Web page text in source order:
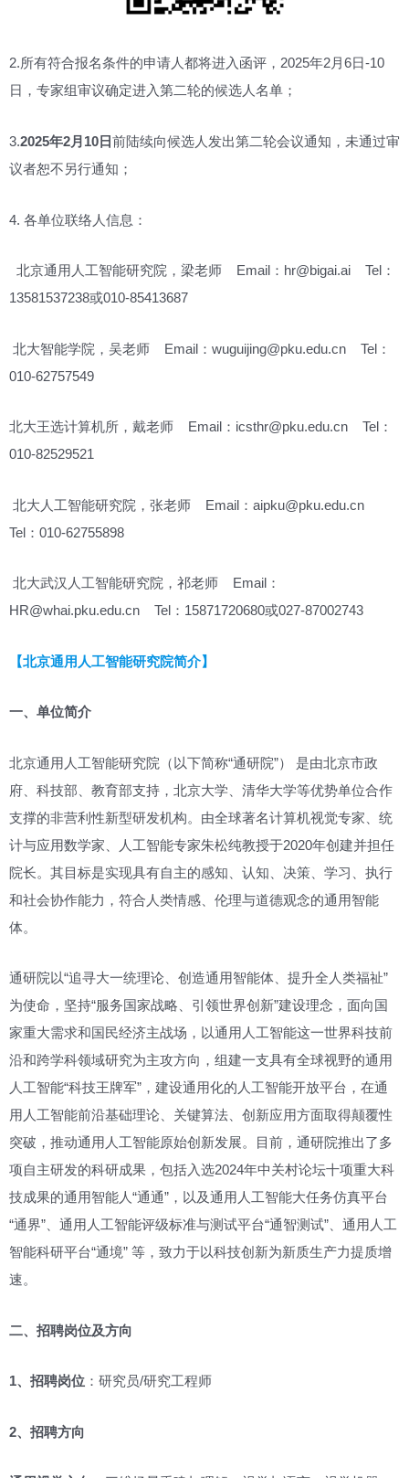
2.所有符合报名条件的申请人都将进入函评，2025年2月6日-10
日，专家组审议确定进入第二轮的候选人名单；
3.2025年2月10日前陆续向候选人发出第二轮会议通知，未通过审
议者恕不另行通知；
4. 各单位联络人信息：
北京通用人工智能研究院，梁老师 Email：hr@bigai.ai Tel：
13581537238或010-85413687
北大智能学院，吴老师 Email：wuguijing@pku.edu.cn Tel：
010-62757549
北大王选计算机所，戴老师 Email：icsthr@pku.edu.cn Tel：
010-82529521
北大人工智能研究院，张老师 Email：aipku@pku.edu.cn
Tel：010-62755898
北大武汉人工智能研究院，祁老师 Email：
HR@whai.pku.edu.cn Tel：15871720680或027-87002743
【北京通用人工智能研究院简介】
一、单位简介
北京通用人工智能研究院（以下简称“通研院”） 是由北京市政
府、科技部、教育部支持，北京大学、清华大学等优势单位合作
支撑的非营利性新型研发机构。由全球著名计算机视觉专家、统
计与应用数学家、人工智能专家朱松纯教授于2020年创建并担任
院长。其目标是实现具有自主的感知、认知、决策、学习、执行
和社会协作能力，符合人类情感、伦理与道德观念的通用智能
体。
通研院以“追寻大一统理论、创造通用智能体、提升全人类福祉”
为使命，坚持“服务国家战略、引领世界创新”建设理念，面向国
家重大需求和国民经济主战场，以通用人工智能这一世界科技前
沿和跨学科领域研究为主攻方向，组建一支具有全球视野的通用
人工智能“科技王牌军”，建设通用化的人工智能开放平台，在通
用人工智能前沿基础理论、关键算法、创新应用方面取得颠覆性
突破，推动通用人工智能原始创新发展。目前，通研院推出了多
项自主研发的科研成果，包括入选2024年中关村论坛十项重大科
技成果的通用智能人“通通”，以及通用人工智能大任务仿真平台
“通界”、通用人工智能评级标准与测试平台“通智测试”、通用人工
智能科研平台“通境” 等，致力于以科技创新为新质生产力提质增
速。
二、招聘岗位及方向
1、招聘岗位 ：研究员/研究工程师
2、招聘方向